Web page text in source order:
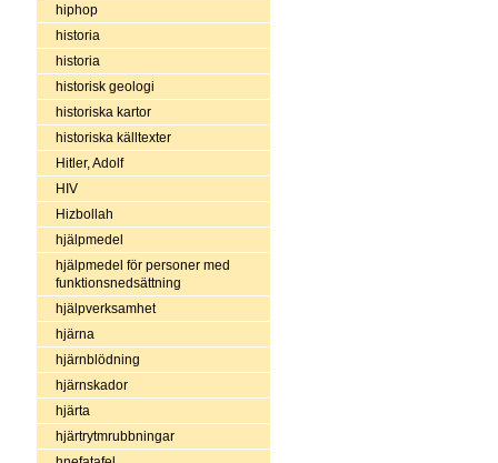
hiphop
historia
historia
historisk geologi
historiska kartor
historiska källtexter
Hitler, Adolf
HIV
Hizbollah
hjälpmedel
hjälpmedel för personer med
funktionsnedsättning
hjälpverksamhet
hjärna
hjärnblödning
hjärnskador
hjärta
hjärtrytmrubbningar